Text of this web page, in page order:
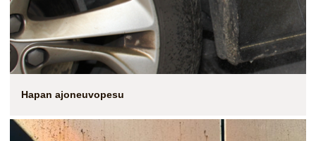
Hapan ajoneuvopesu